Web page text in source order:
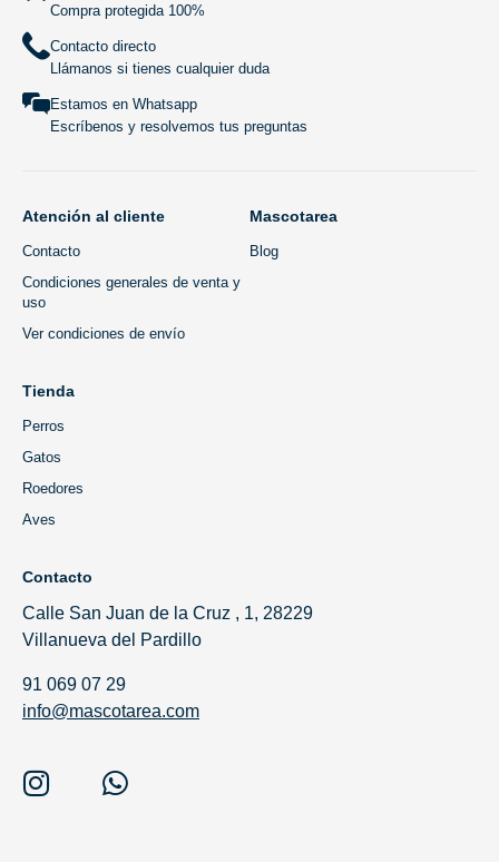
Compra protegida 100%
Contacto directo
Llámanos si tienes cualquier duda
Estamos en Whatsapp
Escríbenos y resolvemos tus preguntas
Atención al cliente
Contacto
Condiciones generales de venta y
uso
Ver condiciones de envío
Mascotarea
Blog
Tienda
Perros
Gatos
Roedores
Aves
Contacto
Calle San Juan de la Cruz , 1, 28229
Villanueva del Pardillo
91 069 07 29
info@mascotarea.com